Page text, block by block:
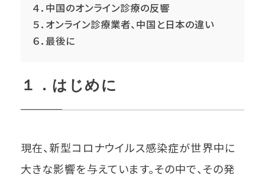
４．中国のオンライン診療の反響
５．オンライン診療業者、中国と日本の違い
６．最後に
１．はじめに
現在、新型コロナウイルス感染症が世界中に
大きな影響を与えています。その中で、その発